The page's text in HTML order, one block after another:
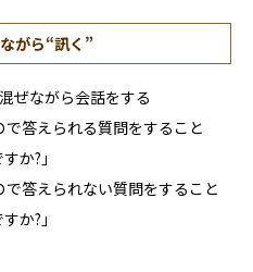
がら“訊く”
ぜながら会話をする
で答えられる質問をすること
か?」
で答えられない質問をすること
か?」